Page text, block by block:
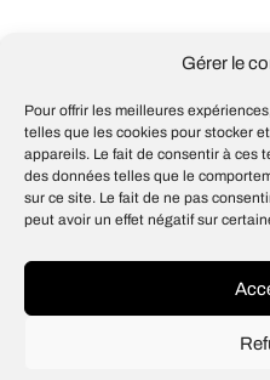
Gérer le
Pour offrir les meilleures
telles que les cookies pour stocker
appareils. Le fait de consentir à ces
des données telles que le
sur ce site. Le fait de ne pas
peut avoir un effet négatif sur
Microsoft dévoile
vis d’OpenAI et
pour les
Flash, son premier
codage IA
Seoul Purpose: